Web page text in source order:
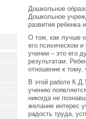
Дошкольное
Дошкольное
развития ребенка
О том, как лучше
его психическом
учении – это его
результатам.
отношение к тому,
В этой работе
учению
никогда не
желание интерес
радость труда,